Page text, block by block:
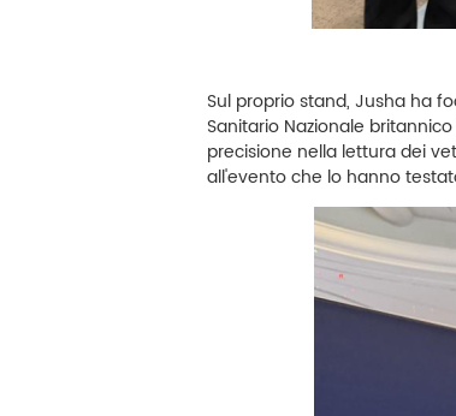
Sul proprio stand, Jusha ha
Sanitario Nazionale
precisione nella lettura dei
all'evento che lo hanno